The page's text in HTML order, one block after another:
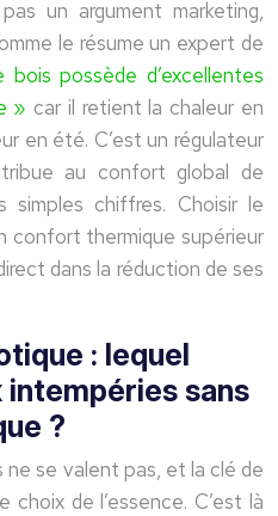
un argument marketing,
le résume un expert de
possède d’excellentes
» car il retient la chaleur en
en été. C’est un régulateur
au confort global de
simples chiffres. Choisir le
confort thermique supérieur
dans la réduction de ses
: lequel
intempéries sans
?
se valent pas, et la clé de
choix de l’essence. C’est là